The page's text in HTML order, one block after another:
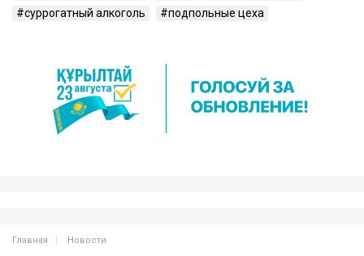
суррогатный алкоголь
подпольные цеха
Главная Новости